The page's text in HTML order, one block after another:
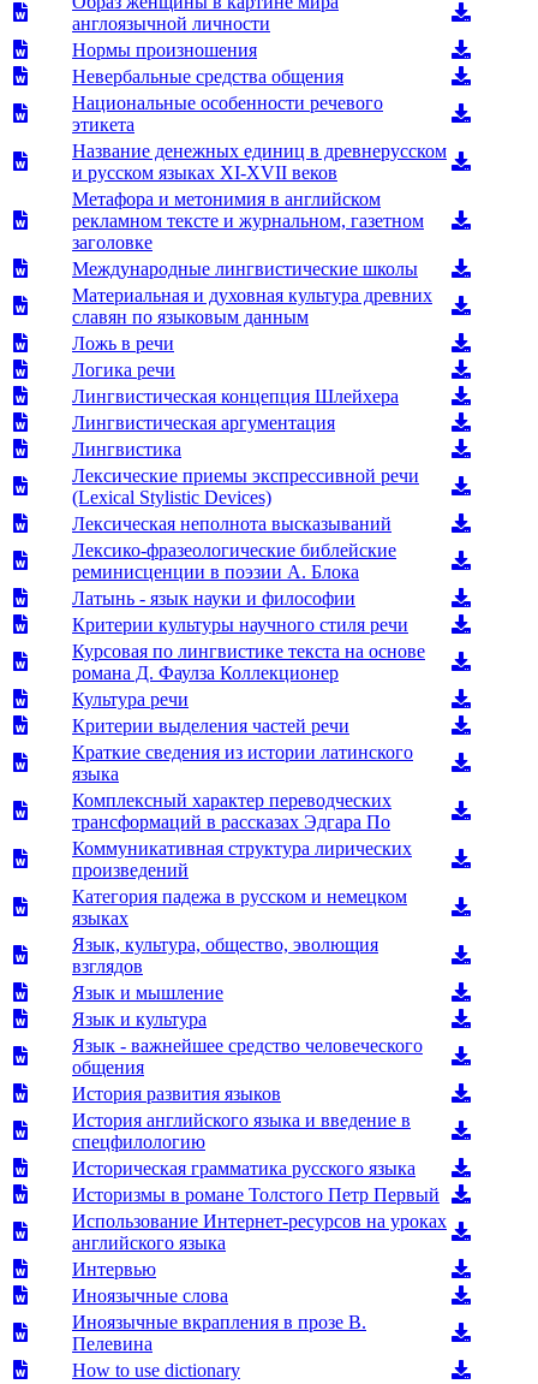
англоязычной личности
Нормы произношения
Невербальные средства общения
Национальные особенности речевого
этикета
Название денежных единиц в древнерусском
и русском языках XI-XVII веков
Метафора и метонимия в английском
рекламном тексте и журнальном, газетном
заголовке
Международные лингвистические школы
Материальная и духовная культура древних
славян по языковым данным
Ложь в речи
Логика речи
Лингвистическая концепция Шлейхера
Лингвистическая аргументация
Лингвистика
Лексические приемы экспрессивной речи
(Lexical Stylistic Devices)
Лексическая неполнота высказываний
Лексико-фразеологические библейские
реминисценции в поэзии А. Блока
Латынь - язык науки и философии
Критерии культуры научного стиля речи
Курсовая по лингвистике текста на основе
романа Д. Фаулза Коллекционер
Культура речи
Критерии выделения частей речи
Краткие сведения из истории латинского
языка
Комплексный характер переводческих
трансформаций в рассказах Эдгара По
Коммуникативная структура лирических
произведений
Категория падежа в русском и немецком
языках
Язык, культура, общество, эволющия
взглядов
Язык и мышление
Язык и культура
Язык - важнейшее средство человеческого
общения
История развития языков
История английского языка и введение в
спецфилологию
Историческая грамматика русского языка
Историзмы в романе Толстого Петр Первый
Использование Интернет-ресурсов на уроках
английского языка
Интервью
Иноязычные слова
Иноязычные вкрапления в прозе В.
Пелевина
How to use dictionary